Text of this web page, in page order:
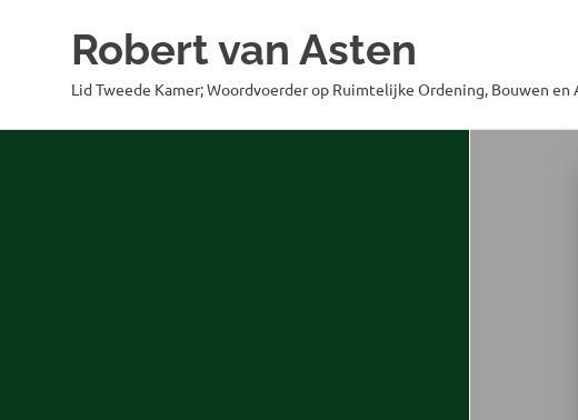
Robert van Asten
Lid Tweede Kamer; Woordvoerder op Ruimtelijke Ordening, Bouwen en